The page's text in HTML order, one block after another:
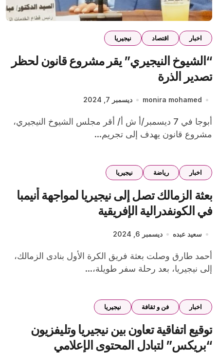
اخبار اقتصاد نيجيريا
“الشيوخ النيجيري” يقر مشروع قانون لحظر
تصدير الذرة
monira mohamed ديسمبر 7, 2024
أبوجا في 7 ديسمبر/أ ش أ/ أقر مجلس الشيوخ النيجيري،
مشروع قانون يهدف إلى تجريم...
اخبار رياضة نيجيريا
بعثة الزمالك تصل إلى نيجيريا لمواجهة أنيمبا
في الكونفدرالية الإفريقية
سعيد عبده ديسمبر 6, 2024
أحمد طارق وصلت بعثة فريق الكرة الأول بنادى الزمالك،
إلى نيجيريا، بعد رحلة سفر طويلة،...
اخبار فن و ثقافة نيجيريا
توقيع اتفاقية تعاون بين نيجيريا وتليفزيون
“بريكس” لتبادل المحتوى الإعلامي